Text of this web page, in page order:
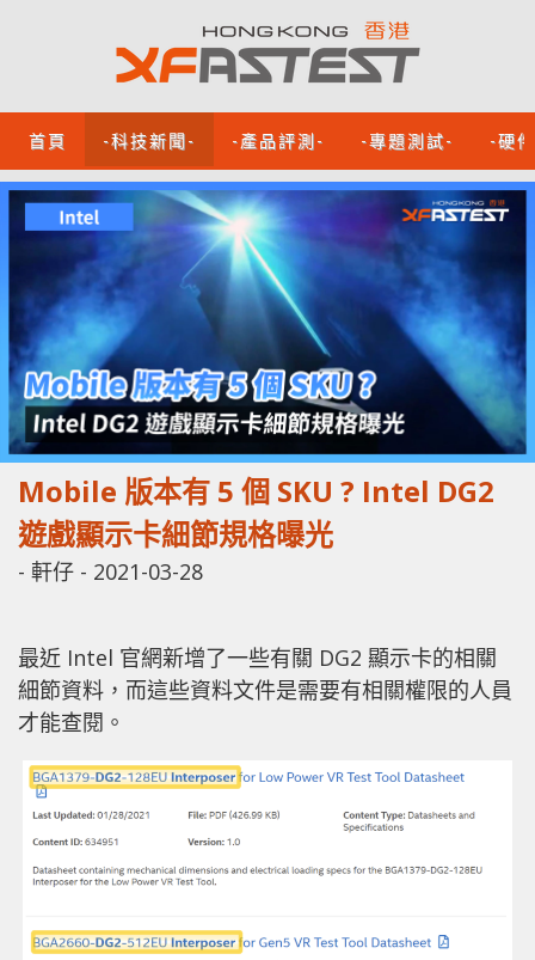
首頁 -科技新聞- -產品評測- -專題測試- -硬
Mobile 版本有 5 個 SKU ? Intel DG2
遊戲顯示卡細節規格曝光
- 軒仔 - 2021-03-28
最近 Intel 官網新增了一些有關 DG2 顯示卡的相關
細節資料，而這些資料文件是需要有相關權限的人員
才能查閱。